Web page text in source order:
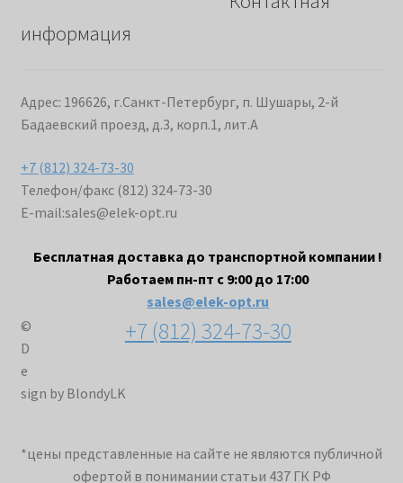
информация
Адрес: 196626, г.Санкт-Петербург, п. Шушары, 2-й
Бадаевский проезд, д.3, корп.1, лит.А
+7 (812) 324-73-30
Телефон/факс (812) 324-73-30
E-mail:sales@elek-opt.ru
Бесплатная доставка до транспортной компании !
Работаем пн-пт с 9:00 до 17:00
sales@elek-opt.ru
+7 (812) 324-73-30
©
D
e
sign by BlondyLK
*цены представленные на сайте не являются публичной
офертой в понимании статьи 437 ГК РФ